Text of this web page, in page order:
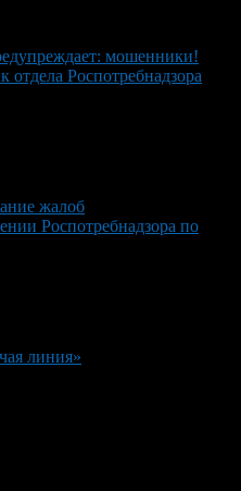
мошенники!
отдела Роспотребнадзора
жалоб
Роспотребнадзора по
линия»